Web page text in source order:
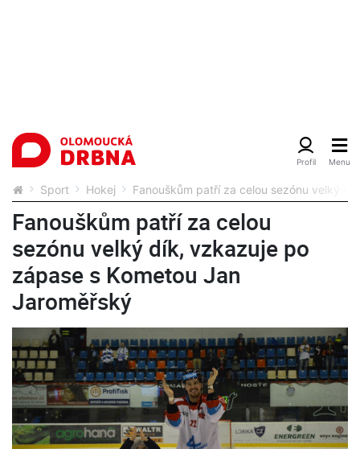
Sport Hokej Fanouškům patří za celou sezónu velký
Fanouškům patří za celou
sezónu velký dík, vzkazuje po
zápase s Kometou Jan
Jaroměřský